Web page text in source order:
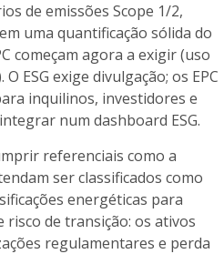
de emissões Scope 1/2,
uma quantificação sólida do
começam agora a exigir (uso
ESG exige divulgação; os EPC
inquilinos, investidores e
num dashboard ESG.
referenciais como a
ser classificados como
energéticas para
de transição: os ativos
regulamentares e perda